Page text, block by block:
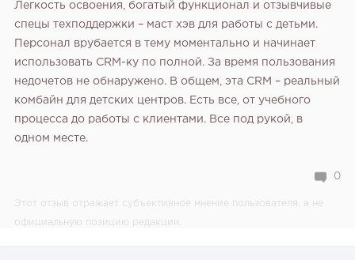
Легкость освоения, богатый функционал и отзывчивые
спецы техподдержки – маст хэв для работы с детьми.
Персонал врубается в тему моментально и начинает
использовать CRM-ку по полной. За время пользования
недочетов не обнаружено. В общем, эта CRM – реальный
комбайн для детских центров. Есть все, от учебного
процесса до работы с клиентами. Все под рукой, в
одном месте.
0
Этот отзыв отражает субъективное мнение пользователя, а не
официальную позицию редакции.